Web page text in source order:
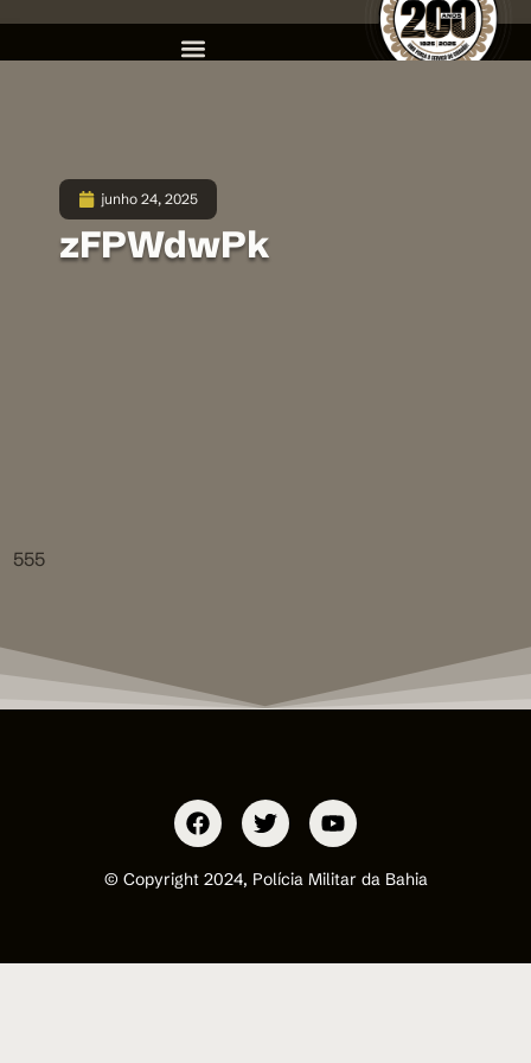
junho 24, 2025
zFPWdwPk
555
© Copyright 2024, Polícia Militar da Bahia